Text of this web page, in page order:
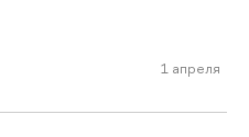
1 апреля